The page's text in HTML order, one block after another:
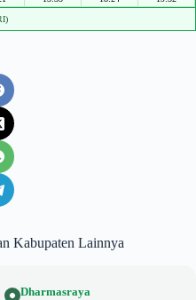
Kabupaten Lainnya
Dharmasraya